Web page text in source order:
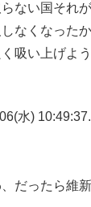
ない国それ
なくなった
吸い上げよう
06(水)
だったら維